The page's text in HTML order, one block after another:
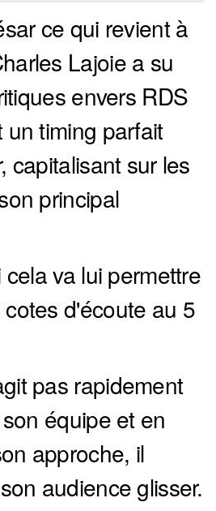
ce qui revient à
Lajoie a su
envers RDS
timing parfait
capitalisant sur les
principal
va lui permettre
d'écoute au 5
pas rapidement
équipe et en
approche, il
audience glisser.